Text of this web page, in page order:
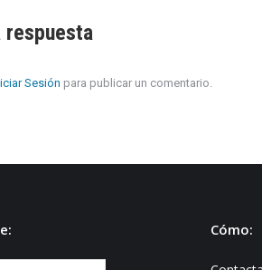
respuesta
Sesión para publicar un comentario.
Cómo: